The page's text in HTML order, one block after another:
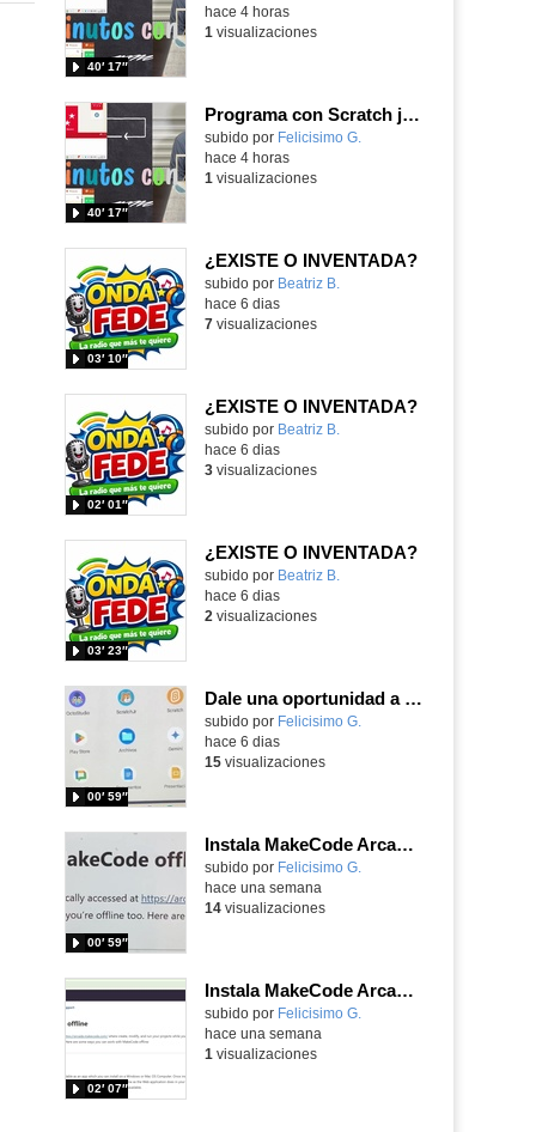
40′ 17″
hace 4 horas
1 visualizaciones
Programa con Scratch juegos con los partidos del mundial 2026 ganados por España
Contenido educativo.
subido por Felicisimo G.
40′ 17″
hace 4 horas
1 visualizaciones
¿EXISTE O INVENTADA?
Contenido educativo.
subido por Beatriz B.
03′ 10″
hace 6 dias
7visualizaciones
¿EXISTE O INVENTADA?
Contenido educativo.
subido por Beatriz B.
02′ 01″
hace 6 dias
3visualizaciones
¿EXISTE O INVENTADA?
Contenido educativo.
subido por Beatriz B.
03′ 23″
hace 6 dias
2 visualizaciones
Dale una oportunidad a los Chromebooks y utiliza un proyector para realizar talleres si no tienes pantallas táctiles
Contenido educativo.
subido por Felicisimo G.
00′ 59″
hace 6 dias
15visualizaciones
Instala MakeCode Arcade para trabajar offline en tu tablet, ordenador, Chromebook
Contenido educativo.
subido por Felicisimo G.
00′ 59″
hace una semana
14visualizaciones
Instala MakeCode Arcade offline para programar grandes juegos sin necesidad de Internet
Contenido educativo.
subido por Felicisimo G.
02′ 07″
hace una semana
1 visualizaciones